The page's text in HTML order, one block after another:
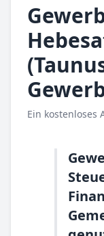
Ein kostenloses